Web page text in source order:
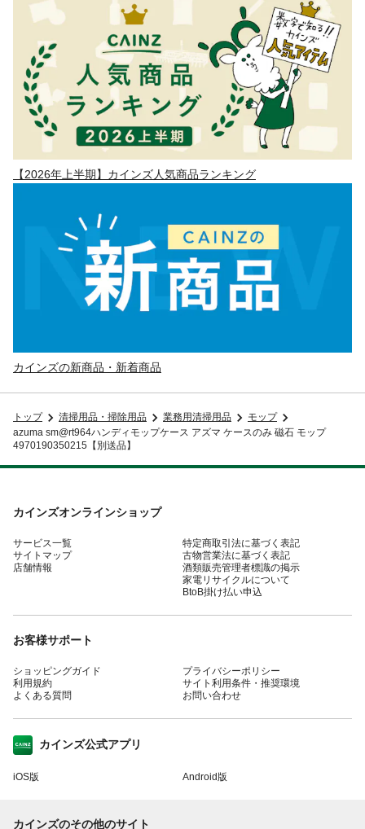
【2026年上半期】カインズ人気商品ランキング
カインズの新商品・新着商品
トップ 清掃用品・掃除用品 業務用清掃用品
モップ
azuma sm@rt964ハンディモップケース アズマ ケースのみ 磁石 モップ
4970190350215【別送品】
カインズオンラインショップ
サービス一覧
サイトマップ
店舗情報
特定商取引法に基づく表記
古物営業法に基づく表記
酒類販売管理者標識の掲示
家電リサイクルについて
BtoB掛け払い申込
お客様サポート
ショッピングガイド
利用規約
よくある質問
プライバシーポリシー
サイト利用条件・推奨環境
お問い合わせ
カインズ公式アプリ
iOS版 Android版
カインズのその他のサイト